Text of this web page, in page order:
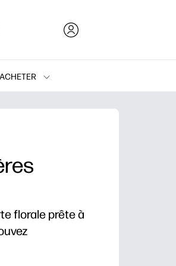
ACHETER
Imprimantes
florale prête à